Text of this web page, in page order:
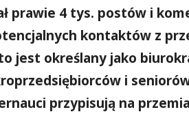
prawie 4 tys. postów i
kontaktów z
jest określany jako
i
przypisują na